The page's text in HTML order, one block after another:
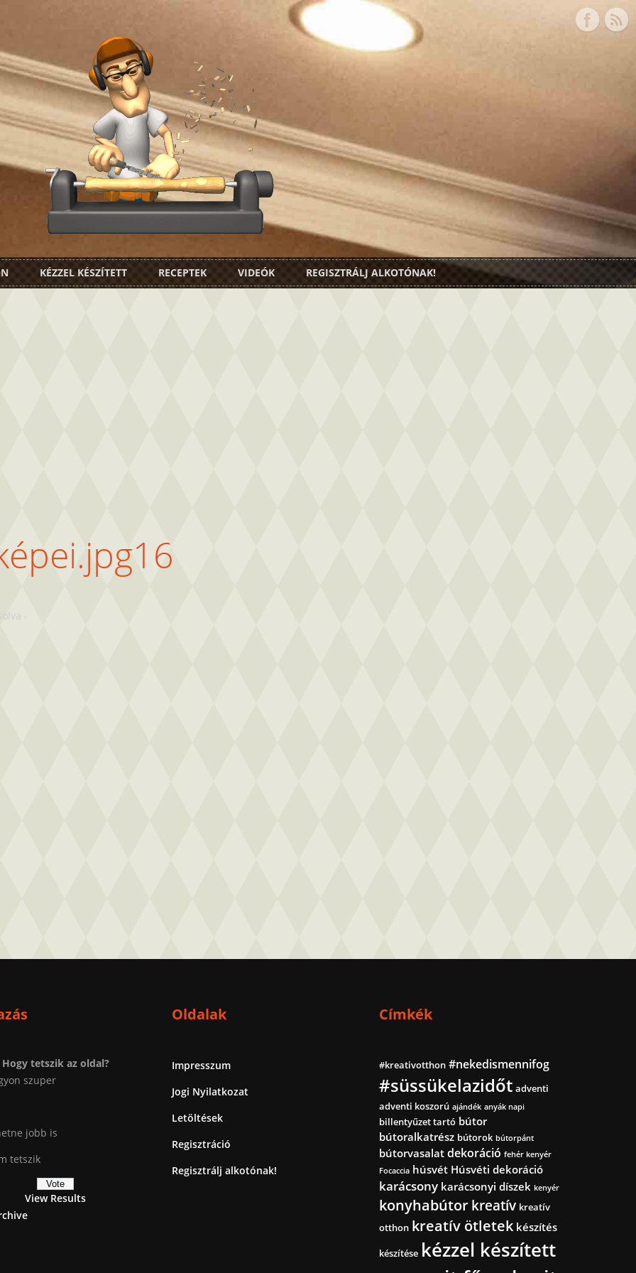
KÉZZEL KÉSZÍTETT RECEPTEK VIDEÓK REGISZTRÁLJ ALKOTÓNAK!
-
Hogy tetszik az oldal?
szuper
jobb is
tetszik
View Results
Oldalak
Impresszum
Jogi Nyilatkozat
Letöltések
Regisztráció
Regisztrálj alkotónak!
Címkék
#kreativotthon #nekedismennifog
#süssükelazidőt adventi
adventi koszorú ajándék anyák napi
billentyűzet tartó bútor
bútoralkatrész bútorok bútorpánt
bútorvasalat dekoráció fehér kenyér
Focaccia húsvét Húsvéti dekoráció
karácsony karácsonyi díszek kenyér
konyhabútor kreatív kreatív
otthon kreatív ötletek készítés
készítése kézzel készített